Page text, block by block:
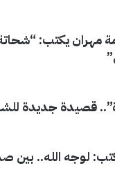
مهران يكتب:
قصيدة جديدة
لوجه الله.. بين